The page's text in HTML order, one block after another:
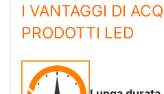
I VANTAGGI DI
PRODOTTI LED